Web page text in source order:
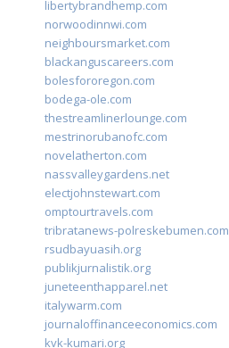
libertybrandhemp.com
norwoodinnwi.com
neighboursmarket.com
blackanguscareers.com
bolesfororegon.com
bodega-ole.com
thestreamlinerlounge.com
mestrinorubanofc.com
novelatherton.com
nassvalleygardens.net
electjohnstewart.com
omptourtravels.com
tribratanews-polreskebumen.com
rsudbayuasih.org
publikjurnalistik.org
juneteenthapparel.net
italywarm.com
journaloffinanceeconomics.com
kvk-kumari.org